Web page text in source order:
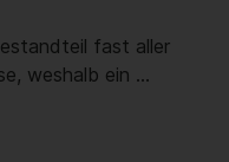
fast aller
weshalb ein …